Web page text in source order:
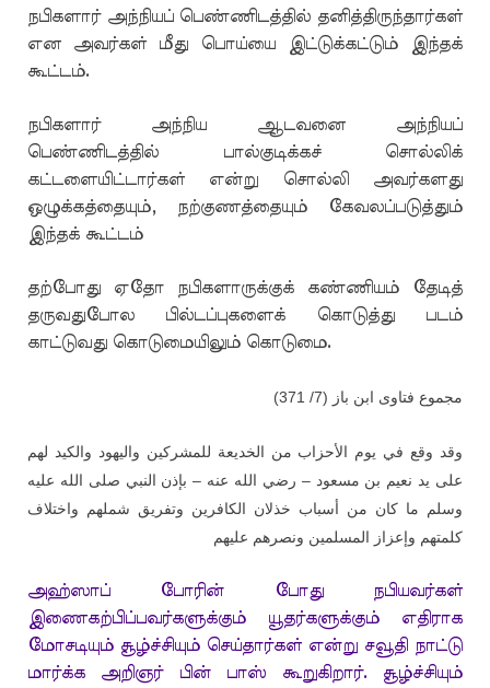
நபிகளார் அந்நியப் பெண்ணிடத்தில் தனித்திருந்தார்கள்
என அவர்கள் மீது பொய்யை இட்டுக்கட்டும் இந்தக்
கூட்டம்.
நபிகளார் அந்நிய ஆடவனை அந்நியப்
பெண்ணிடத்தில் பால்குடிக்கச் சொல்லிக்
கட்டளையிட்டார்கள் என்று சொல்லி அவர்களது
ஒழுக்கத்தையும், நற்குணத்தையும் கேவலப்படுத்தும்
இந்தக் கூட்டம்
தற்போது ஏதோ நபிகளாருக்குக் கண்ணியம் தேடித்
தருவதுபோல பில்டப்புகளைக் கொடுத்து படம்
காட்டுவது கொடுமையிலும் கொடுமை.
مجموع فتاوى ابن باز (7/ 371 )
وقد وقع في يوم الأحزاب من الخديعة للمشركين واليهود والكيد لهم
على يد نعيم بن مسعود – رضي الله عنه – بإذن النبي صلى الله عليه
وسلم ما كان من أسباب خذلان الكافرين وتفريق شملهم واختلاف
كلمتهم وإعزاز المسلمين ونصرهم عليهم
அஹ்ஸாப் போரின் போது நபியவர்கள்
இணைகற்பிப்பவர்களுக்கும் யூதர்களுக்கும் எதிராக
மோசடியும் சூழ்ச்சியும் செய்தார்கள் என்று சவூதி நாட்டு
மார்க்க அறிஞர் பின் பாஸ் கூறுகிறார். சூழ்ச்சியும்